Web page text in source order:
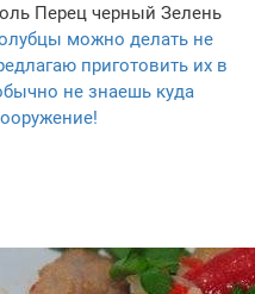
Перец черный Зелень
можно делать не
приготовить их в
не знаешь куда